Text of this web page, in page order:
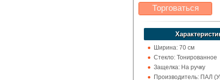
Торговаться
Какая цена Вас
устроит?
Указать цену
Ширина: 70 см
Стекло: Тонированное
Защелка: На ручку
Производитель: ПАЛ